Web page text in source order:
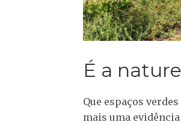
É a
Que espaços
mais uma